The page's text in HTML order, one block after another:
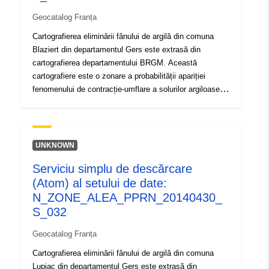
este, în cele din urmă, rezultatul nivelului de
sensibilitate astfel obținut cu densitatea umflăturilor
sinistre, raportată la 100 km² de suprafață de aflorire
urbanizată reală.
Geocatalog Franța
Cartografierea eliminării fânului de argilă din comuna
Blaziert din departamentul Gers este extrasă din
cartografierea departamentului BRGM. Această
cartografiere este o zonare a probabilității apariției
fenomenului de contracție-umflare a solurilor argiloase.
hărțile geologice ale departamentului, care au fost
interpretate ținând seama de următorii factori pentru
argilos în cadrul formării (analiză litică); — proporția de
minerale suflate în faza de argilă (compoziția minerală);
comportamentul geotehnic al materialului. Pentru fiecare
dintre formațiunile de argilă identificate, nivelul de pericol
este, în cele din urmă, rezultatul nivelului de
sensibilitate astfel obținut cu densitatea umflăturilor
sinistre, raportată la 100 km² de suprafață de aflorire
urbanizată reală.
UNKNOWN
Serviciu simplu de descărcare
(Atom) al setului de date:
N_ZONE_ALEA_PPRN_20140430_
S_032
Geocatalog Franța
Cartografierea eliminării fânului de argilă din comuna
Lupiac din departamentul Gers este extrasă din